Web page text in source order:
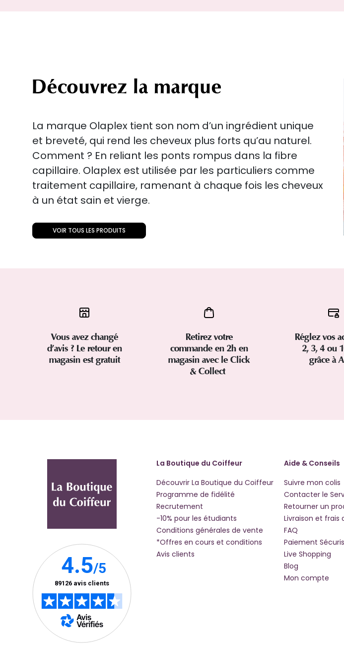
Découvrez la marque
La marque Olaplex tient son nom d’un ingrédient unique
et breveté, qui rend les cheveux plus forts qu’au naturel.
Comment ? En reliant les ponts rompus dans la fibre
capillaire. Olaplex est utilisée par les particuliers comme
traitement capillaire, ramenant à chaque fois les cheveux
à un état sain et vierge.
VOIR TOUS LES PRODUITS
Vous avez changé
d’avis ? Le retour en
magasin est gratuit
Retirez votre
commande en 2h en
magasin avec le Click
& Collect
Réglez vos
2, 3, 4 ou
grâce à
La Boutique du Coiffeur
Découvrir La Boutique du Coiffeur
Programme de fidélité
Recrutement
-10% pour les étudiants
Conditions générales de vente
*Offres en cours et conditions
Avis clients
Aide & Conseils
Suivre mon colis
Contacter le
Retourner un
Livraison et frais
FAQ
Paiement
Live Shopping
Blog
Mon compte